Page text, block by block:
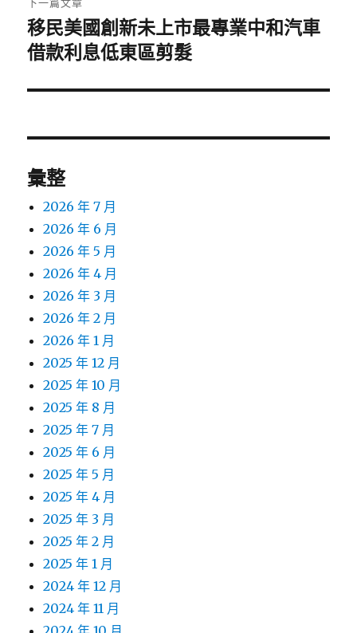
下
一
文
移民美國創新未上市最專業中和汽車
借款利息低東區剪髮
彙整
2026 年 7 月
2026 年 6 月
2026 年 5 月
2026 年 4 月
2026 年 3 月
2026 年 2 月
2026 年 1 月
2025 年 12 月
2025 年 10 月
2025 年 8 月
2025 年 7 月
2025 年 6 月
2025 年 5 月
2025 年 4 月
2025 年 3 月
2025 年 2 月
2025 年 1 月
2024 年 12 月
2024 年 11 月